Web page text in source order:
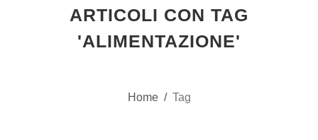
ARTICOLI CON TAG
'ALIMENTAZIONE'
Home / Tag